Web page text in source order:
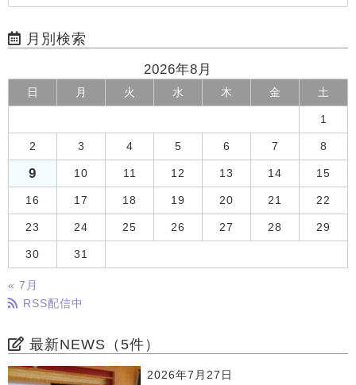
月別検索
2026年8月
日 月 火 水 木 金 土
1
2 3 4 5 6 7 8
9 10 11 12 13 14 15
16 17 18 19 20 21 22
23 24 25 26 27 28 29
30 31
« 7月
RSS配信中
最新NEWS（5件）
2026年7月27日